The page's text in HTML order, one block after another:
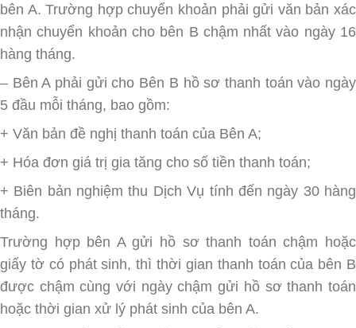
bên A. Trường hợp chuyển khoản phải gửi văn bản xác
nhận chuyển khoản cho bên B chậm nhất vào ngày 16
hàng tháng.
– Bên A phải gửi cho Bên B hồ sơ thanh toán vào ngày
5 đầu mỗi tháng, bao gồm:
+ Văn bản đề nghị thanh toán của Bên A;
+ Hóa đơn giá trị gia tăng cho số tiền thanh toán;
+ Biên bản nghiệm thu Dịch Vụ tính đến ngày 30 hàng
tháng.
Trường hợp bên A gửi hồ sơ thanh toán chậm hoặc
giấy tờ có phát sinh, thì thời gian thanh toán của bên B
được chậm cùng với ngày chậm gửi hồ sơ thanh toán
hoặc thời gian xử lý phát sinh của bên A.